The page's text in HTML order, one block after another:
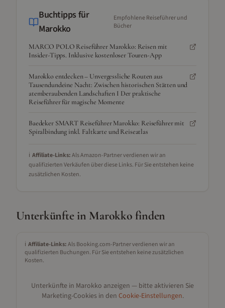
Buchtipps für
Marokko
Empfohlene Reiseführer und
Bücher
MARCO POLO Reiseführer Marokko: Reisen mit
Insider-Tipps. Inklusive kostenloser Touren-App
Marokko entdecken – Unvergessliche Routen aus
Tausendundeine Nacht: Zwischen historischen Stätten und
atemberaubenden Landschaften I Der praktische
Reiseführer für magische Momente
Baedeker SMART Reiseführer Marokko: Reiseführer mit
Spiralbindung inkl. Faltkarte und Reiseatlas
ℹ️ Affiliate-Links:Als Amazon-Partner verdienen wir an
qualifizierten Verkäufen über diese Links. Für Sie entstehen keine
zusätzlichen Kosten.
Unterkünfte in Marokko finden
ℹ️ Affiliate-Links:Als Booking.com-Partner verdienen wir an
qualifizierten Buchungen. Für Sie entstehen keine zusätzlichen
Kosten.
Unterkünfte in Marokko anzeigen — bitte aktivieren Sie
Marketing-Cookies in den Cookie-Einstellungen.